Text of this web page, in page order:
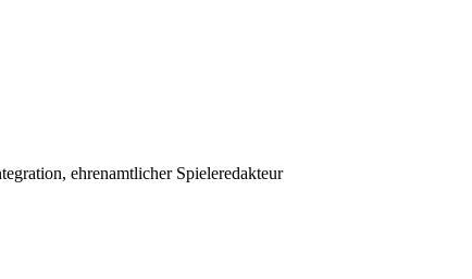
ehrenamtlicher Spieleredakteur